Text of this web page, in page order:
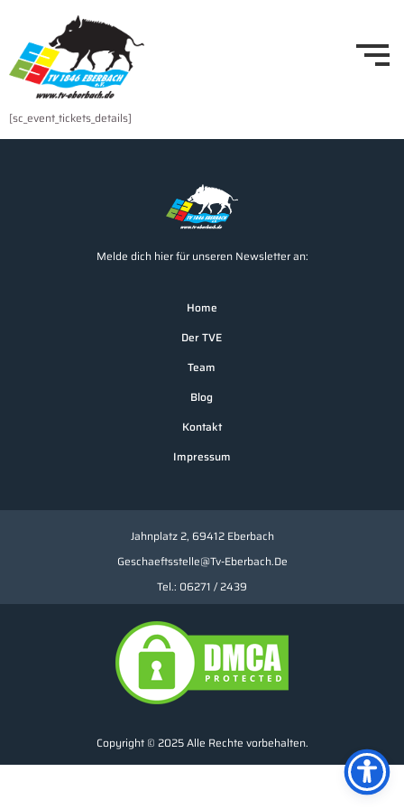
[sc_event_tickets_details]
Melde dich hier für unseren Newsletter an:
Home
Der TVE
Team
Blog
Kontakt
Impressum
Jahnplatz 2, 69412 Eberbach
Geschaeftsstelle@tv-Eberbach.de
Tel.: 06271 / 2439
Copyright © 2025 Alle Rechte vorbehalten.